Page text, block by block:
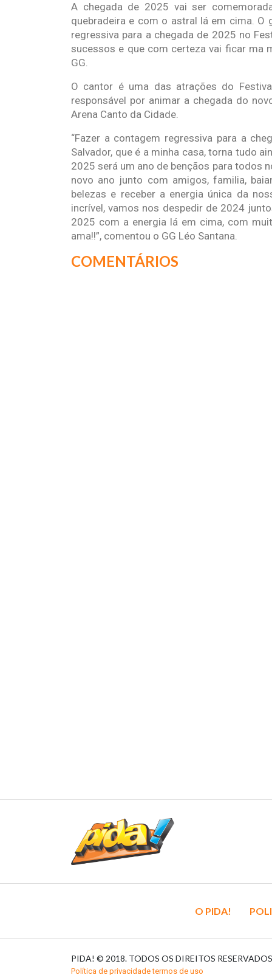
A chegada de 2025 vai ser
quebradeira e com o astral lá em cima. O
regressiva para a chegada de 2025 no
sucessos e que com certeza vai ficar ma
GG.
O cantor é uma das atrações do
responsável por animar a chegada do
Arena Canto da Cidade.
“Fazer a contagem regressiva para a
Salvador, que é a minha casa, torna tudo
2025 será um ano de bençãos para todos
novo ano junto com amigos, familia,
belezas e receber a energia única da
incrível, vamos nos despedir de 2024
2025 com a energia lá em cima, com
ama!!”, comentou o GG Léo Santana.
COMENTÁRIOS
O PIDA!
PIDA! © 2018. TODOS OS DIREITOS
Política de privacidade termos de uso